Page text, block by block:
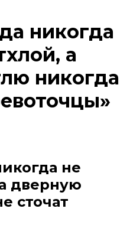
никогда
а
никогда
не
дверную
сточат